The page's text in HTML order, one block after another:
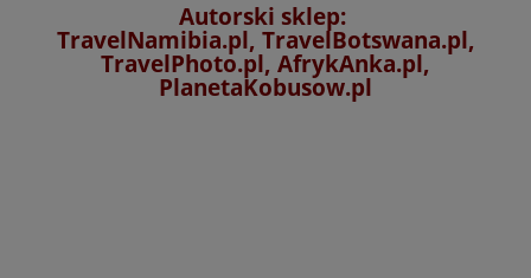
Autorski sklep:
TravelNamibia.pl, TravelBotswana.pl,
TravelPhoto.pl, AfrykAnka.pl,
PlanetaKobusow.pl